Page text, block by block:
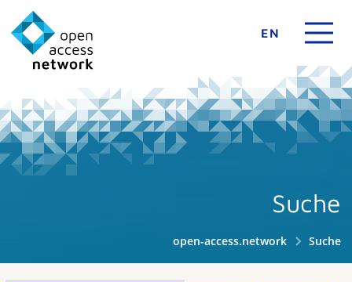
EN
Suche
open-access.network Suche